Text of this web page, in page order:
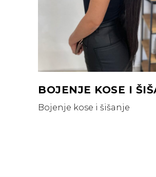
BOJENJE KOSE I
Bojenje kose i šišanje